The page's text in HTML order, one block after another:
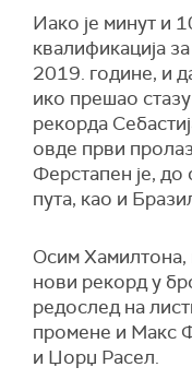
Иако је минут и
квалификација
2019. године, и
ико прешао
рекорда
овде први
Ферстапен је, до
пута, као и
Осим Хамилтона,
нови рекорд у
редослед на
промене и Макс
и Џорџ Расел.